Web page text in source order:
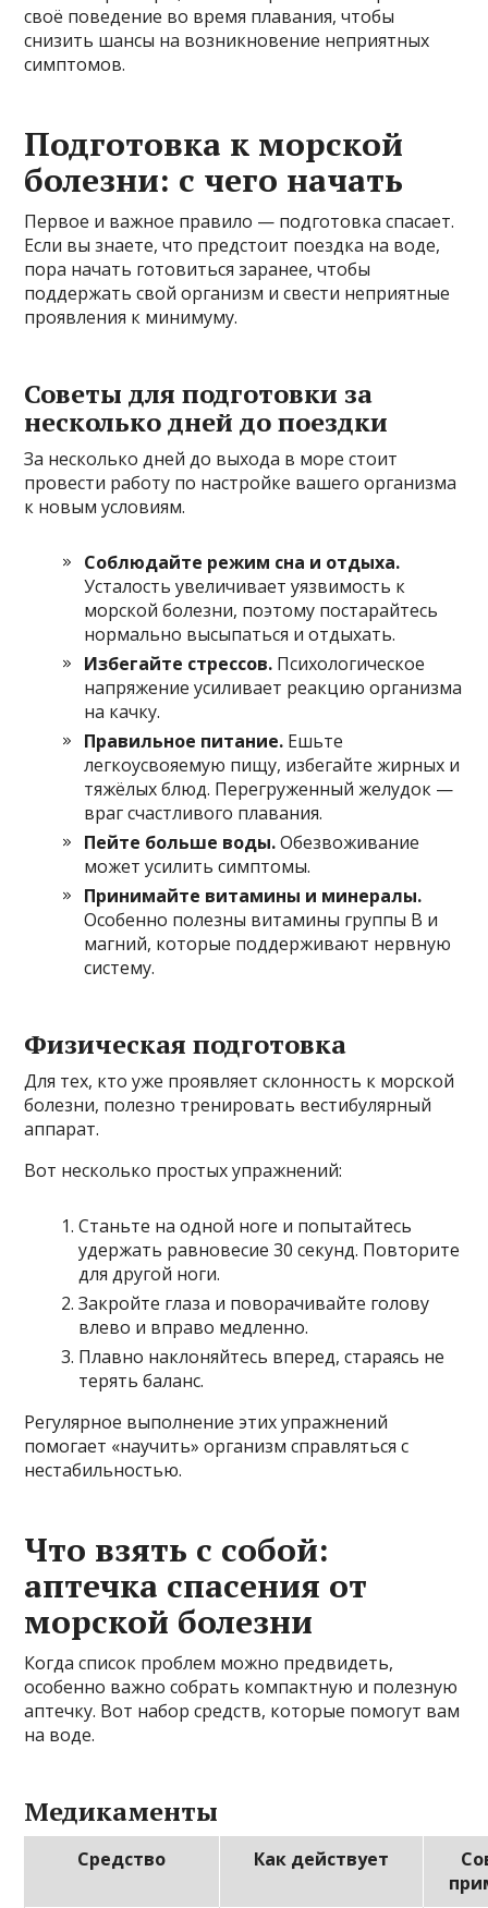
своё поведение во время плавания, чтобы
снизить шансы на возникновение неприятных
симптомов.
Подготовка к морской
болезни: с чего начать
Первое и важное правило — подготовка спасает.
Если вы знаете, что предстоит поездка на воде,
пора начать готовиться заранее, чтобы
поддержать свой организм и свести неприятные
проявления к минимуму.
Советы для подготовки за
несколько дней до поездки
За несколько дней до выхода в море стоит
провести работу по настройке вашего организма
к новым условиям.
Соблюдайте режим сна и отдыха.
Усталость увеличивает уязвимость к
морской болезни, поэтому постарайтесь
нормально высыпаться и отдыхать.
Избегайте стрессов. Психологическое
напряжение усиливает реакцию организма
на качку.
Правильное питание. Ешьте
легкоусвояемую пищу, избегайте жирных и
тяжёлых блюд. Перегруженный желудок —
враг счастливого плавания.
Пейте больше воды.Обезвоживание
может усилить симптомы.
Принимайте витамины и минералы.
Особенно полезны витамины группы В и
магний, которые поддерживают нервную
систему.
Физическая подготовка
Для тех, кто уже проявляет склонность к морской
болезни, полезно тренировать вестибулярный
аппарат.
Вот несколько простых упражнений:
Станьте на одной ноге и попытайтесь
удержать равновесие 30 секунд. Повторите
для другой ноги.
Закройте глаза и поворачивайте голову
влево и вправо медленно.
Плавно наклоняйтесь вперед, стараясь не
терять баланс.
Регулярное выполнение этих упражнений
помогает «научить» организм справляться с
нестабильностью.
Что взять с собой:
аптечка спасения от
морской болезни
Когда список проблем можно предвидеть,
особенно важно собрать компактную и полезную
аптечку. Вот набор средств, которые помогут вам
на воде.
Медикаменты
Средство Как действует